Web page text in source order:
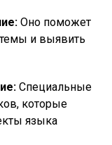
Оно поможет
и выявить
Специальные
которые
языка